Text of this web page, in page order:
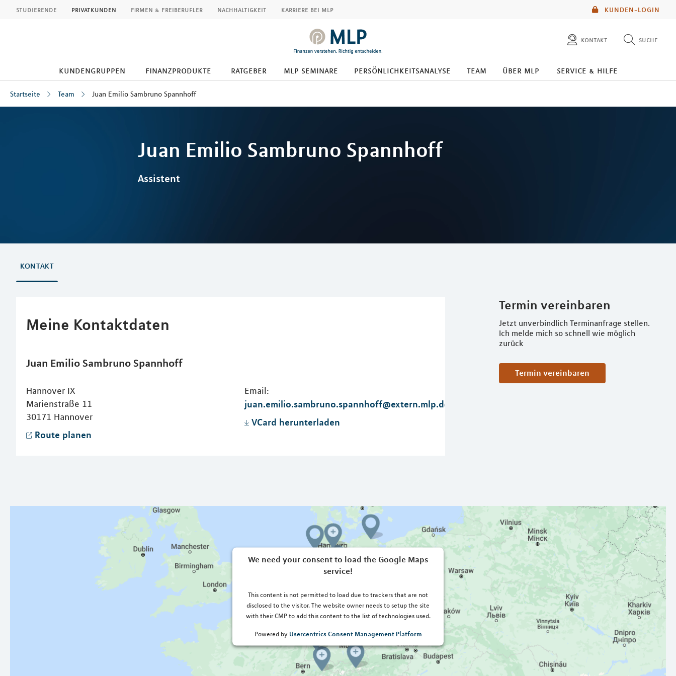
KUNDEN-LOGIN
studierende privatkunden firmen & freiberufler nachhaltigkeit karriere bei mlp
kontakt suche
diese website durchsuchen
kundengruppen finanzprodukte ratgeber mlp seminare persönlichkeitsanalyse team über mlp service & hilfe
Startseite Team Juan Emilio Sambruno Spannhoff
Juan Emilio Sambruno Spannhoff
Assistent
KONTAKT
Termin vereinbaren
Jetzt unverbindlich Terminanfrage stellen.
Ich melde mich so schnell wie möglich
zurück
Termin vereinbaren
Meine Kontaktdaten
Juan EmilioSambruno Spannhoff
Hannover IX
Marienstraße 11
30171 Hannover
Route planen
Email:
juan.emilio.sambruno.spannhoff@extern.mlp.de
VCard herunterladen
We need your consent to load the Google Maps
service!
This content is not permitted to load due to trackers that are not
disclosed to the visitor. The website owner needs to setup the site
with their CMP to add this content to the list of technologies used.
Powered by Usercentrics Consent Management Platform